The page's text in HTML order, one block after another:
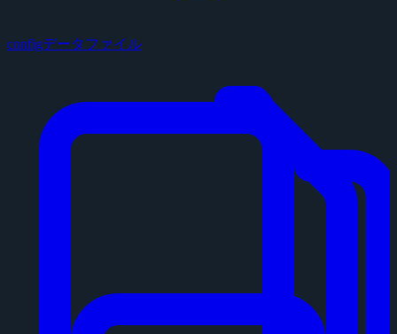
configデータファイル